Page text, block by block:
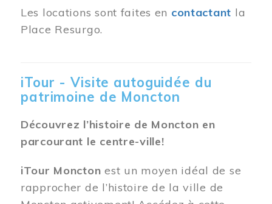
Les locations sont faites en contactant la
Place Resurgo.
iTour - Visite autoguidée du
patrimoine de Moncton
Découvrez l’histoire de Moncton en
parcourant le centre-ville!
iTour Moncton est un moyen idéal de se
rapprocher de l’histoire de la ville de